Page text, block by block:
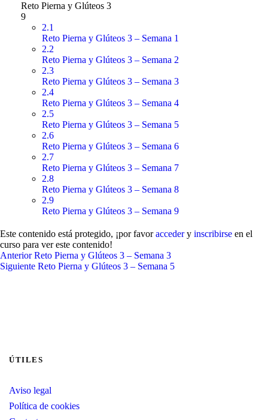
Reto Pierna y Glúteos 3
9
2.1
Reto Pierna y Glúteos 3 – Semana 1
2.2
Reto Pierna y Glúteos 3 – Semana 2
2.3
Reto Pierna y Glúteos 3 – Semana 3
2.4
Reto Pierna y Glúteos 3 – Semana 4
2.5
Reto Pierna y Glúteos 3 – Semana 5
2.6
Reto Pierna y Glúteos 3 – Semana 6
2.7
Reto Pierna y Glúteos 3 – Semana 7
2.8
Reto Pierna y Glúteos 3 – Semana 8
2.9
Reto Pierna y Glúteos 3 – Semana 9
Este contenido está protegido, ¡por favoraccedery inscribirse en el
curso para ver este contenido!
Anterior Reto Pierna y Glúteos 3 – Semana 3
Siguiente Reto Pierna y Glúteos 3 – Semana 5
ÚTILES
Aviso legal
Política de cookies